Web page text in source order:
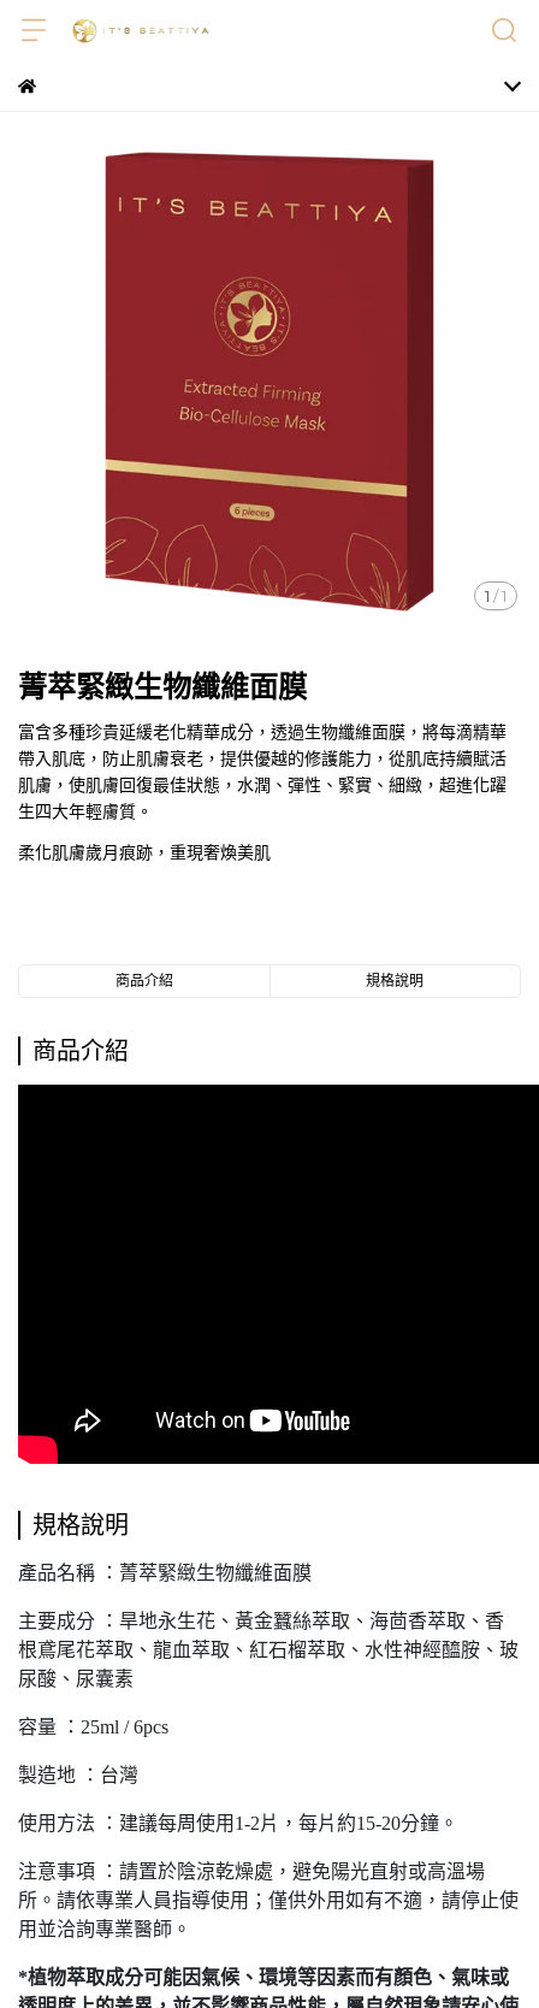
1 /1
菁萃緊緻生物纖維面膜
富含多種珍貴延緩老化精華成分，透過生物纖維面膜，將每滴精華
帶入肌底，防止肌膚衰老，提供優越的修護能力，從肌底持續賦活
肌膚，使肌膚回復最佳狀態，水潤、彈性、緊實、細緻，超進化躍
生四大年輕膚質。
柔化肌膚歲月痕跡，重現奢煥美肌
商品介紹 規格說明
商品介紹
規格說明
產品名稱 ：菁萃緊緻生物纖維面膜
主要成分 ：旱地永生花、黃金蠶絲萃取、海茴香萃取、香
根鳶尾花萃取、龍血萃取、紅石榴萃取、水性神經醯胺、玻
尿酸、尿囊素
容量 ：25ml / 6pcs
製造地 ：台灣
使用方法 ：建議每周使用1-2片，每片約15-20分鐘。
注意事項 ：請置於陰涼乾燥處，避免陽光直射或高溫場
所。請依專業人員指導使用；僅供外用如有不適，請停止使
用並洽詢專業醫師。
*植物萃取成分可能因氣候、環境等因素而有顏色、氣味或